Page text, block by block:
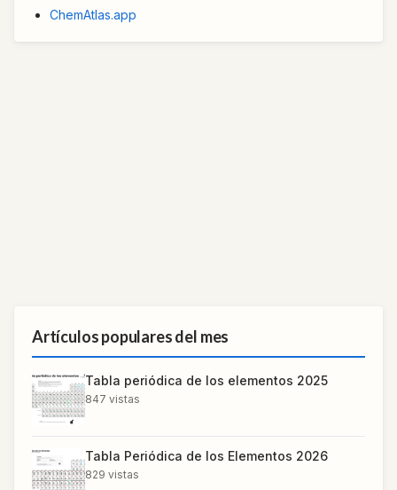
ChemAtlas.app
Artículos populares del mes
Tabla periódica de los elementos 2025
847 vistas
Tabla Periódica de los Elementos 2026
829 vistas